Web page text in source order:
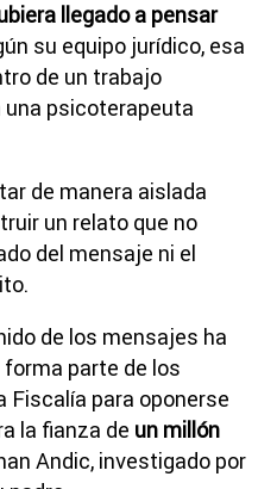
llegado a pensar
su equipo jurídico, esa
de un trabajo
psicoterapeuta
de manera aislada
un relato que no
del mensaje ni el
de los mensajes ha
parte de los
Fiscalía para oponerse
la fianza de un millón
Andic, investigado por